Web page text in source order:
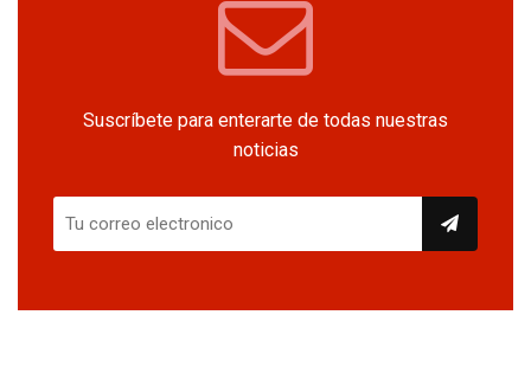
Suscríbete para enterarte de todas nuestras
noticias